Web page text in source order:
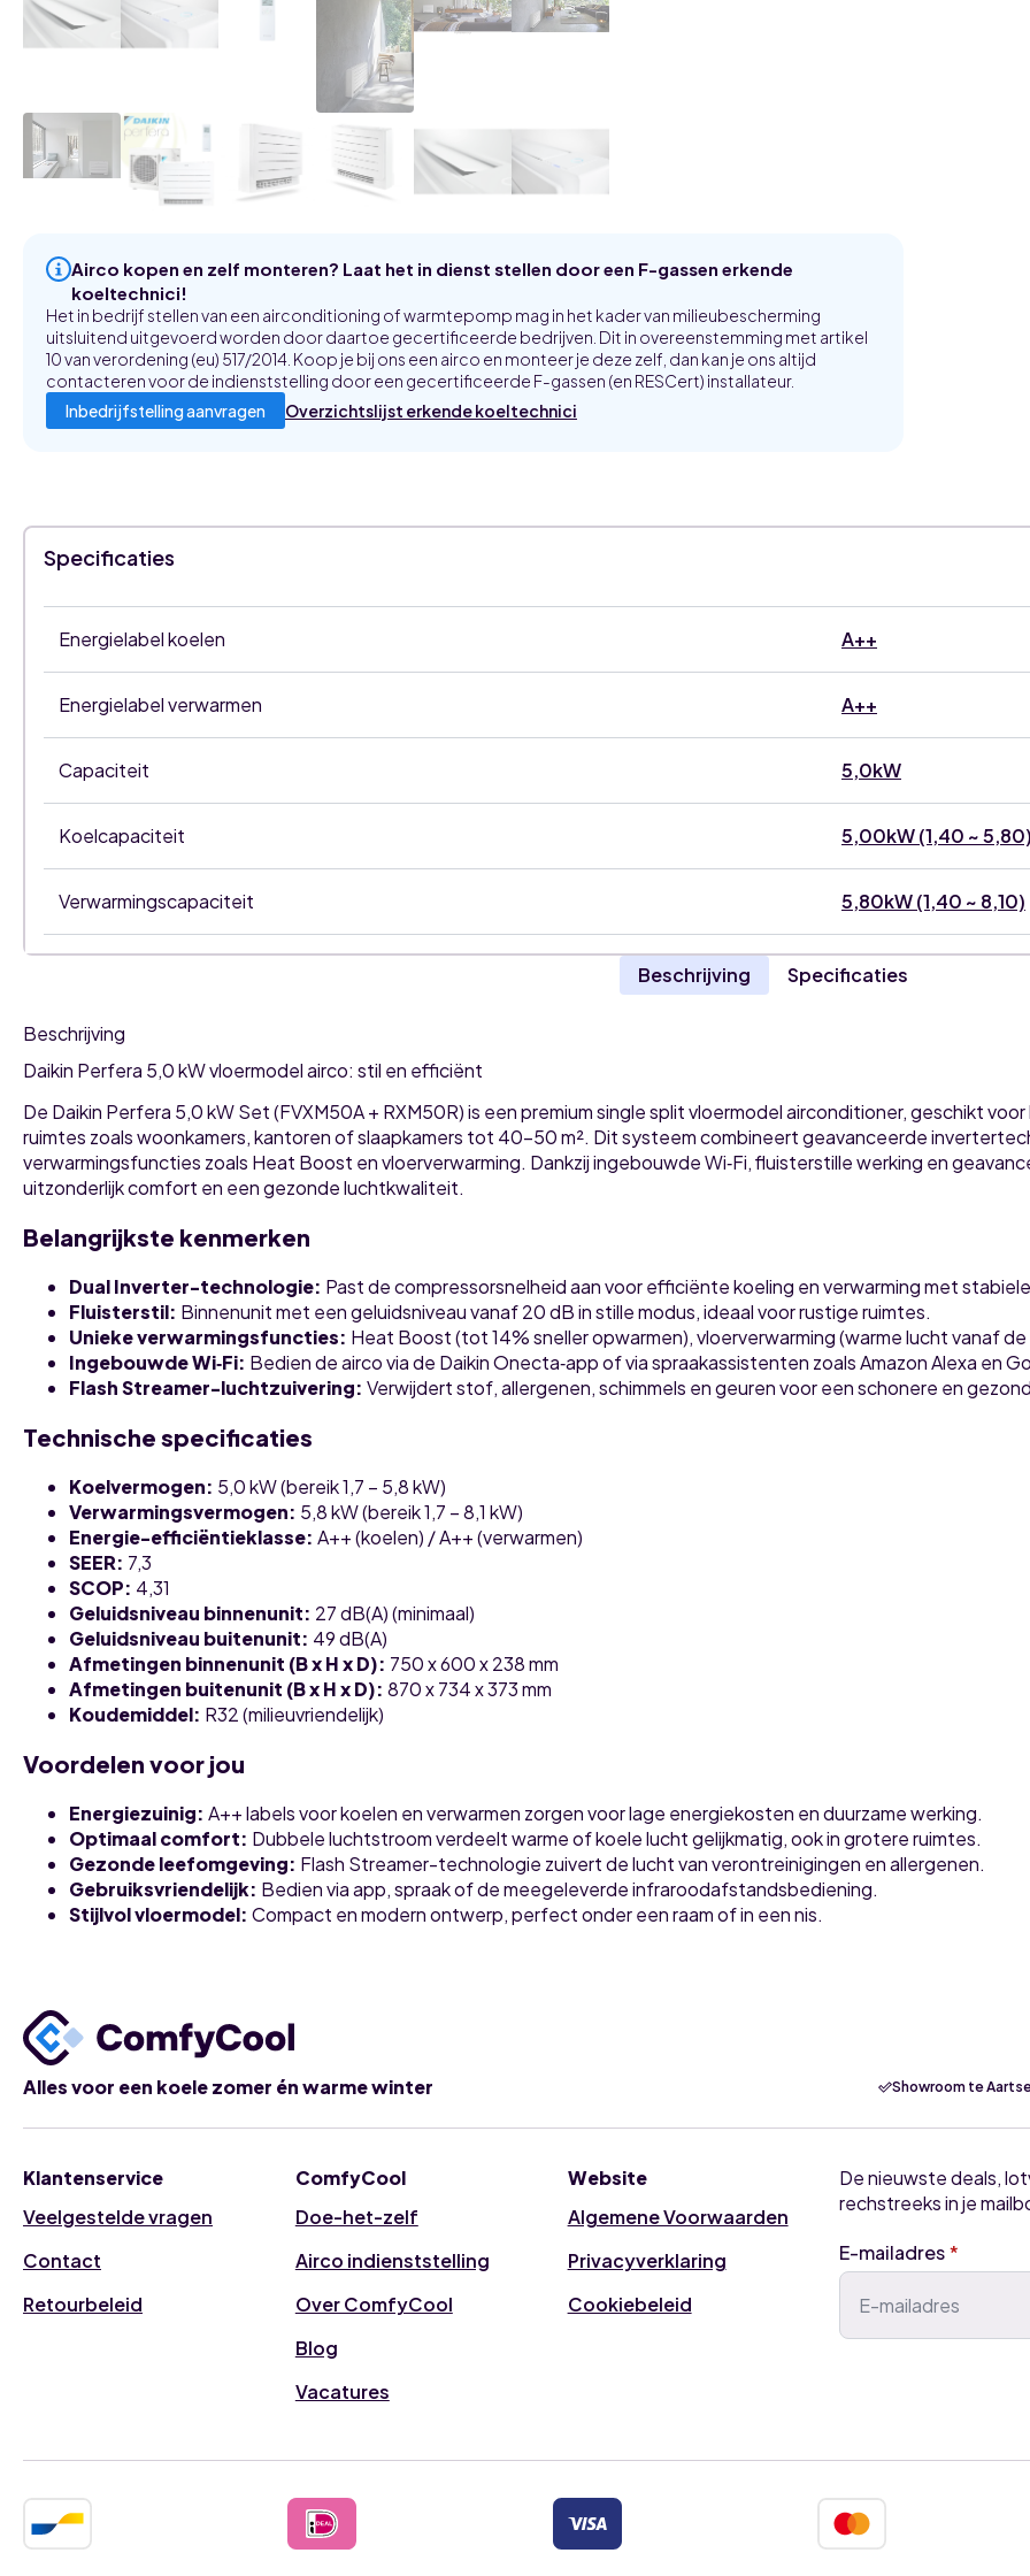
Airco kopen en zelf monteren? Laat het in dienst stellen door een F-gassen erkende
koeltechnici!
Het in bedrijf stellen van een airconditioning of warmtepomp mag in het kader van milieubescherming
uitsluitend uitgevoerd worden door daartoe gecertificeerde bedrijven. Dit in overeenstemming met artikel
10 van verordening (eu) 517/2014. Koop je bij ons een airco en monteer je deze zelf, dan kan je ons altijd
contacteren voor de indienststelling door een gecertificeerde F-gassen (en RESCert) installateur.
Inbedrijfstelling aanvragen
Overzichtslijst erkende koeltechnici
Specificaties
Energielabel koelen A++
Energielabel verwarmen A++
Capaciteit 5,0kW
Koelcapaciteit 5,00kW (1,40 ~
Verwarmingscapaciteit 5,80kW (1,40 ~ 8,10)
Beschrijving Specificaties
Beschrijving
Daikin Perfera 5,0 kW vloermodel airco: stil en efficiënt
De Daikin Perfera 5,0 kW Set (FVXM50A + RXM50R) is een premium single split vloermodel airconditioner, geschikt
ruimtes zoals woonkamers, kantoren of slaapkamers tot 40–50 m². Dit systeem combineert geavanceerde
verwarmingsfuncties zoals Heat Boost en vloerverwarming. Dankzij ingebouwde Wi‑Fi, fluisterstille werking en
uitzonderlijk comfort en een gezonde luchtkwaliteit.
Belangrijkste kenmerken
Dual Inverter-technologie: Past de compressorsnelheid aan voor efficiënte koeling en verwarming met
Fluisterstil: Binnenunit met een geluidsniveau vanaf 20 dB in stille modus, ideaal voor rustige ruimtes.
Unieke verwarmingsfuncties: Heat Boost (tot 14% sneller opwarmen), vloerverwarming (warme lucht vanaf
Ingebouwde Wi‑Fi: Bedien de airco via de Daikin Onecta‑app of via spraakassistenten zoals Amazon Alexa en
Flash Streamer-luchtzuivering: Verwijdert stof, allergenen, schimmels en geuren voor een schonere en
Technische specificaties
Koelvermogen: 5,0 kW (bereik 1,7 – 5,8 kW)
Verwarmingsvermogen: 5,8 kW (bereik 1,7 – 8,1 kW)
Energie-efficiëntieklasse: A++ (koelen) / A++ (verwarmen)
SEER: 7,3
SCOP: 4,31
Geluidsniveau binnenunit: 27 dB(A) (minimaal)
Geluidsniveau buitenunit: 49 dB(A)
Afmetingen binnenunit (B x H x D): 750 x 600 x 238 mm
Afmetingen buitenunit (B x H x D): 870 x 734 x 373 mm
Koudemiddel: R32 (milieuvriendelijk)
Voordelen voor jou
Energiezuinig: A++ labels voor koelen en verwarmen zorgen voor lage energiekosten en duurzame werking.
Optimaal comfort: Dubbele luchtstroom verdeelt warme of koele lucht gelijkmatig, ook in grotere ruimtes.
Gezonde leefomgeving: Flash Streamer-technologie zuivert de lucht van verontreinigingen en allergenen.
Gebruiksvriendelijk: Bedien via app, spraak of de meegeleverde infraroodafstandsbediening.
Stijlvol vloermodel: Compact en modern ontwerp, perfect onder een raam of in een nis.
Alles voor een koele zomer én warme winter Showroom te
Klantenservice
Veelgestelde vragen
Contact
Retourbeleid
ComfyCool
Doe-het-zelf
Airco indienststelling
Over ComfyCool
Blog
Vacatures
Website
Algemene Voorwaarden
Privacyverklaring
Cookiebeleid
De nieuwste deals,
rechstreeks in je
E-mailadres *